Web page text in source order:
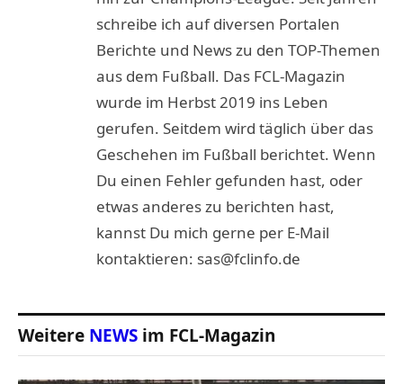
schreibe ich auf diversen Portalen
Berichte und News zu den TOP-Themen
aus dem Fußball. Das FCL-Magazin
wurde im Herbst 2019 ins Leben
gerufen. Seitdem wird täglich über das
Geschehen im Fußball berichtet. Wenn
Du einen Fehler gefunden hast, oder
etwas anderes zu berichten hast,
kannst Du mich gerne per E-Mail
kontaktieren: sas@fclinfo.de
Weitere NEWS im FCL-Magazin